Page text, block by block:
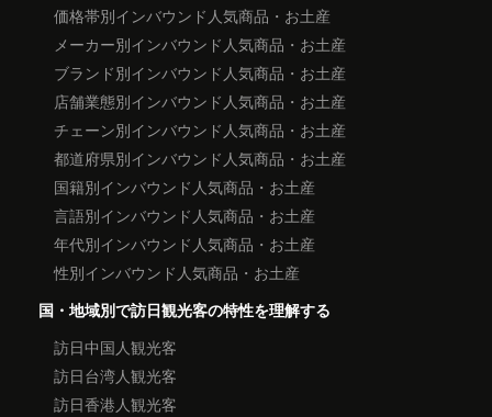
価格帯別インバウンド人気商品・お土産
メーカー別インバウンド人気商品・お土産
ブランド別インバウンド人気商品・お土産
店舗業態別インバウンド人気商品・お土産
チェーン別インバウンド人気商品・お土産
都道府県別インバウンド人気商品・お土産
国籍別インバウンド人気商品・お土産
言語別インバウンド人気商品・お土産
年代別インバウンド人気商品・お土産
性別インバウンド人気商品・お土産
国・地域別で訪日観光客の特性を理解する
訪日中国人観光客
訪日台湾人観光客
訪日香港人観光客